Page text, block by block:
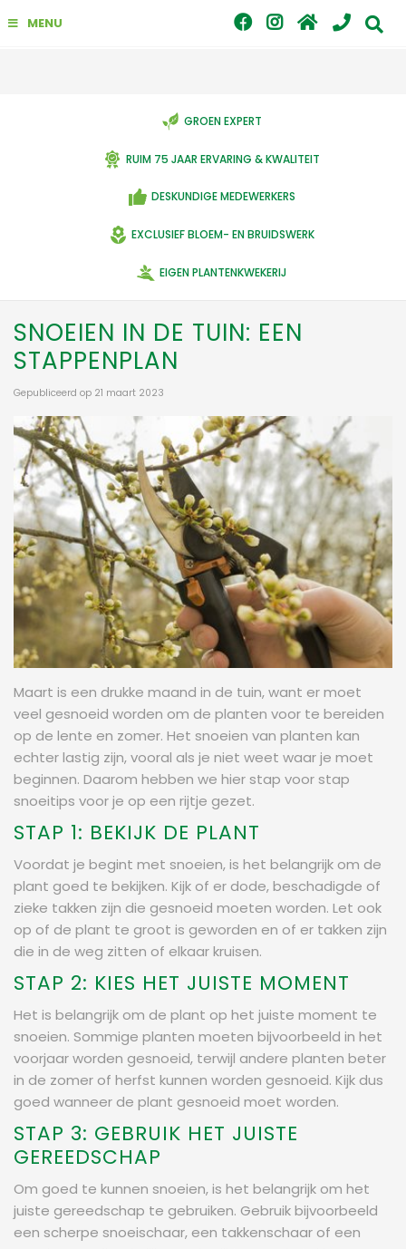
GROEN EXPERT
RUIM 75 JAAR ERVARING & KWALITEIT
DESKUNDIGE MEDEWERKERS
EXCLUSIEF BLOEM- EN BRUIDSWERK
EIGEN PLANTENKWEKERIJ
MENU
SNOEIEN IN DE TUIN: EEN
STAPPENPLAN
Gepubliceerd op 21 maart 2023
Maart is een drukke maand in de tuin, want er moet
veel gesnoeid worden om de planten voor te bereiden
op de lente en zomer. Het snoeien van planten kan
echter lastig zijn, vooral als je niet weet waar je moet
beginnen. Daarom hebben we hier stap voor stap
snoeitips voor je op een rijtje gezet.
STAP 1: BEKIJK DE PLANT
Voordat je begint met snoeien, is het belangrijk om de
plant goed te bekijken. Kijk of er dode, beschadigde of
zieke takken zijn die gesnoeid moeten worden. Let ook
op of de plant te groot is geworden en of er takken zijn
die in de weg zitten of elkaar kruisen.
STAP 2: KIES HET JUISTE MOMENT
Het is belangrijk om de plant op het juiste moment te
snoeien. Sommige planten moeten bijvoorbeeld in het
voorjaar worden gesnoeid, terwijl andere planten beter
in de zomer of herfst kunnen worden gesnoeid. Kijk dus
goed wanneer de plant gesnoeid moet worden.
STAP 3: GEBRUIK HET JUISTE
GEREEDSCHAP
Om goed te kunnen snoeien, is het belangrijk om het
juiste gereedschap te gebruiken. Gebruik bijvoorbeeld
een scherpe snoeischaar, een takkenschaar of een